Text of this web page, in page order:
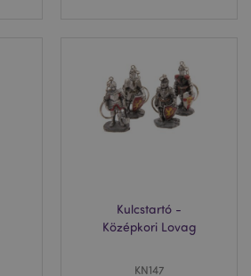
Kulcstartó -
Középkori Lovag
KN147